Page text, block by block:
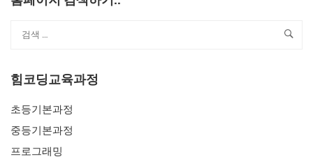
힘코딩교육과정
초등기본과정
중등기본과정
프로그래밍